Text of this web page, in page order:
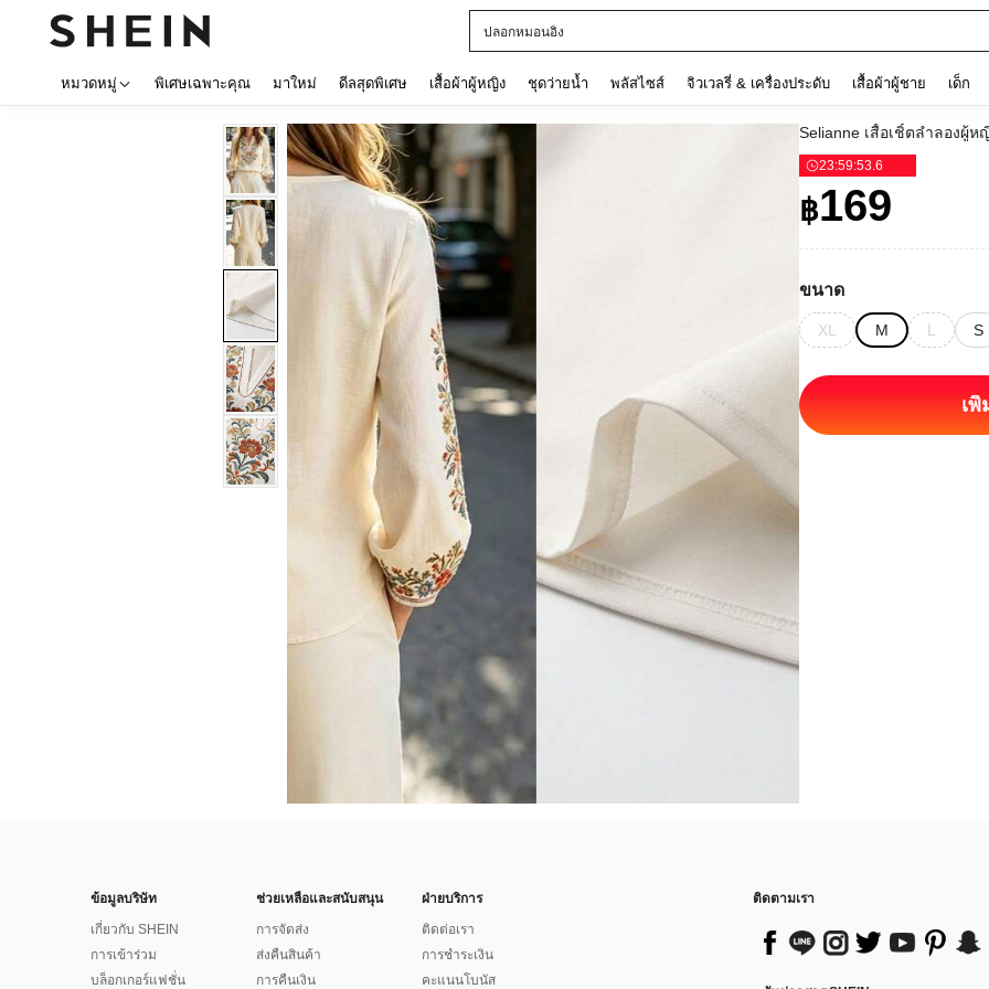
ปลอกหมอนอิง
หมวดหมู่ พิเศษเฉพาะคุณ มาใหม่ ดีลสุดพิเศษ เสื้อผ้าผู้หญิง ชุดว่ายน้ำ พลัสไซส์ จิวเวลรี่ & เครื่องประดับ เสื้อผ้าผู้ชาย เด็ก
Selianne เสื้อเชิ้ตลำลองผู้
23:59:53.3
฿169
ขนาด
XL M L S
เพิ่
ข้อมูลบริษัท
เกี่ยวกับ SHEIN
การเข้าร่วม
บล็อกเกอร์แฟชั่น
ช่วยเหลือและสนับสนุน
การจัดส่ง
ส่งคืนสินค้า
การคืนเงิน
ฝ่ายบริการ
ติดต่อเรา
การชำระเงิน
คะแนนโบนัส
ติดตามเรา